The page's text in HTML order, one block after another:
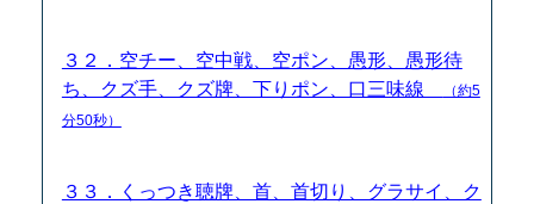
３２．空チー、空中戦、空ポン、愚形、愚形待
ち、クズ手、クズ牌、下りポン、口三味線
（約5
分50秒）
３３．くっつき聴牌、首、首切り、グラサイ、ク